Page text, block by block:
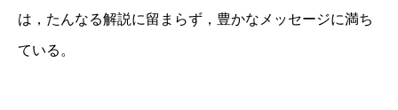
u8272
は，たんなる解説に留まらず，豊かなメッセージに満ち
ている。